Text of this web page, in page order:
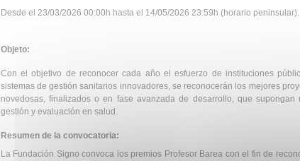
Desde el 23/03/2026 00:00h hasta el 14/05/2026 23:59h (horario peninsular).
Objeto:
Con el objetivo de reconocer cada año el esfuerzo de instituciones
sistemas de gestión sanitarios innovadores, se reconocerán los mejores
novedosas, finalizados o en fase avanzada de desarrollo, que
gestión y evaluación en salud.
Resumen de la convocatoria:
La Fundación Signo convoca los premios Profesor Barea con el fin de